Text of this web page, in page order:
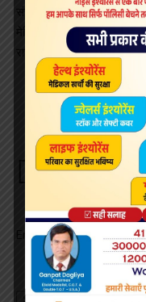
संस्थाएं, जैन युवा ग्रुप,
मेडिकल चेकअप कैम्प के
राठौड़ ने दी।
Sign Up
Be keep up! Get
straight to your
Email address: